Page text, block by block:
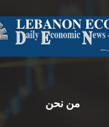
من نحن